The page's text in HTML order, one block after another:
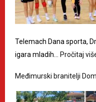
Telemach Dana sporta,
igara mladih…
Pročitaj
Međimurski branitelji